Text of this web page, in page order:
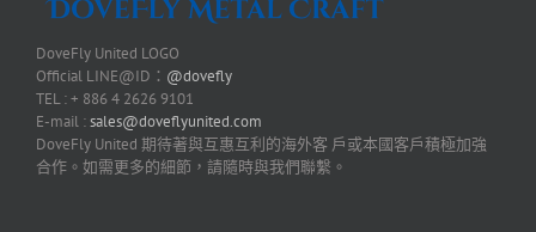
DoveFly United LOGO
Official LINE@ID： @dovefly
TEL : + 886 4 2626 9101
E-mail :sales@doveflyunited.com
DoveFly United 期待著與互惠互利的海外客 戶或本國客戶積極加強
合作。如需更多的細節，請隨時與我們聯繫。